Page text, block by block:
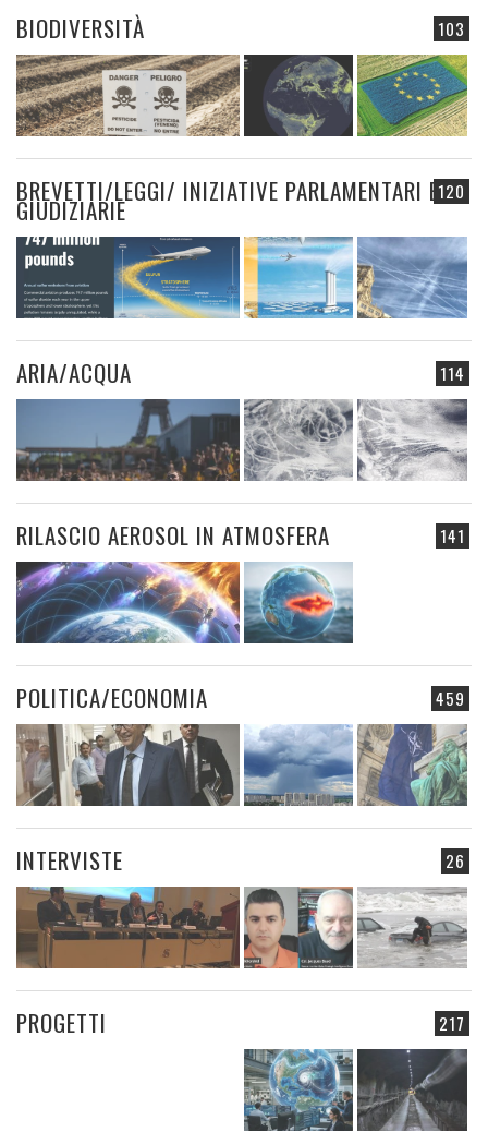
103
BIODIVERSITÀ
120
BREVETTI/LEGGI/ INIZIATIVE PARLAMENTARI E
GIUDIZIARIE
114
ARIA/ACQUA
141
RILASCIO AEROSOL IN ATMOSFERA
459
POLITICA/ECONOMIA
26
INTERVISTE
217
PROGETTI